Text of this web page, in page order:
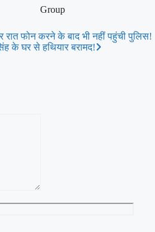
Group
रात फोन करने के बाद भी नहीं पहुंची पुलिस!
के घर से हथियार बरामद!